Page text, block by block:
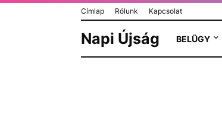
Címlap Rólunk Kapcsolat
Napi Újság BELÜGY